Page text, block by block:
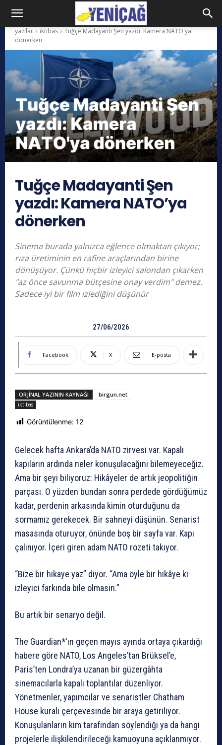
yazılar iktibas
Tuğçe Madayanti Şen yazdı: Kamera NATO'ya
dönerken
Tuğçe Madayanti Şen
yazdı: Kamera NATO’ya
dönerken
Sinema burada yalnızca eğlence olmaktan çıkıyor;
rıza üretiminin en rafine araçlarından birine
dönüşüyor. Çünkü hiçbir izleyici salondan çıkarken
"az önce savunma bütçesine onay verdim" demez.
Sadece iyi bir film izlediğini düşünür
27/06/2026
Facebook X E-posta
ORJINAL YAZININ KAYNAĞI birgun.net
iktibas
Görüntülenme: 12
Gelecek hafta Ankara’da NATO zirvesi var. Kapalı
kapıların ardında neler konuşulacağını bilemeyeceğiz.
Ama bir şeyi biliyoruz: Hikâyeler de artık jeopolitiğin
parçası. O yüzden bundan sonra perdede gördüğümüz
kadar, perdenin arkasında kimin oturduğunu da
sormamız gerekecek. Bir sahneyi düşünün. Senarist
masasında oturuyor, önünde boş bir sayfa var. Kapı
çalınıyor. İçeri giren adam NATO rozeti takıyor.
“Bize bir hikaye yaz” diyor. “Ama öyle bir hikâye ki
izleyici farkında bile olmasın.”
Bu artık bir senaryo değil.
The Guardian*‘ın geçen mayıs ayında ortaya çıkardığı
habere göre NATO, Los Angeles’tan Brüksel’e,
Paris’ten Londra’ya uzanan bir güzergâhta
sinemacılarla kapalı toplantılar düzenliyor.
Yönetmenler, yapımcılar ve senaristler Chatham
House kuralı çerçevesinde bir araya getiriliyor.
Konuşulanların kim tarafından söylendiği ya da hangi
projelerle ilişkilendirileceği kamuoyuna açıklanmıyor.